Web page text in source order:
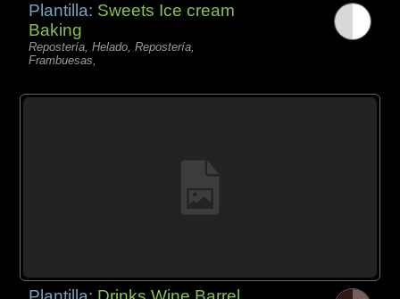
Plantilla: Sweets Ice cream
Baking
Repostería, Helado, Repostería,
Frambuesas,